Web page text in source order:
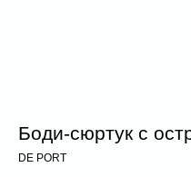
Боди-сюртук с
DE PORT